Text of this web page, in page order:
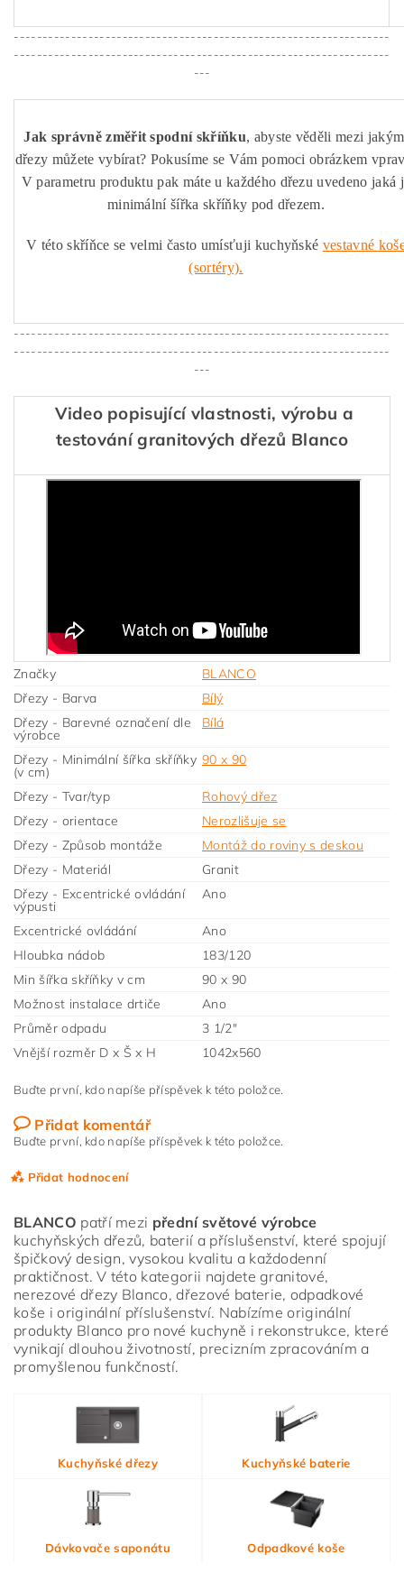
------------------------------------------------------------------
------------------------------------------------------------------
---
Jak správně změřit spodní skříňku, abyste věděli mezi
dřezy můžete vybírat? Pokusíme se Vám pomoci obrázkem
V parametru produktu pak máte u každého dřezu uvedeno jaká
minimální šířka skříňky pod dřezem.
V této skříňce se velmi často umísťuji kuchyňské vestavné
(sortéry).
------------------------------------------------------------------
------------------------------------------------------------------
---
Video popisující vlastnosti, výrobu a
testování granitových dřezů Blanco
Značky
BLANCO
Dřezy - Barva
Bílý
Dřezy - Barevné označení dle
výrobce
Bílá
Dřezy - Minimální šířka skříňky
(v cm)
90 x 90
Dřezy - Tvar/typ
Rohový dřez
Dřezy - orientace
Nerozlišuje se
Dřezy - Způsob montáže
Montáž do roviny s deskou
Dřezy - Materiál
Granit
Dřezy - Excentrické ovládání
výpusti
Ano
Excentrické ovládání
Ano
Hloubka nádob
183/120
Min šířka skříňky v cm
90 x 90
Možnost instalace drtiče
Ano
Průměr odpadu
3 1/2"
Vnější rozměr D x Š x H
1042x560
Buďte první, kdo napíše příspěvek k této položce.
Přidat komentář
Buďte první, kdo napíše příspěvek k této položce.
Přidat hodnocení
Vložením hodnocení souhlasíte s
podmínkami ochrany
osobních údajů
BLANCO patří mezi přední světové výrobce
kuchyňských dřezů, baterií a příslušenství, které spojují
špičkový design, vysokou kvalitu a každodenní
praktičnost. V této kategorii najdete granitové,
nerezové dřezy Blanco, dřezové baterie, odpadkové
koše i originální příslušenství. Nabízíme originální
produkty Blanco pro nové kuchyně i rekonstrukce, které
vynikají dlouhou životností, precizním zpracováním a
promyšlenou funkčností.
Kuchyňské dřezy Kuchyňské baterie
Dávkovače saponátu Odpadkové koše